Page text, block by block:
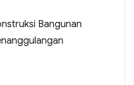
Bangunan